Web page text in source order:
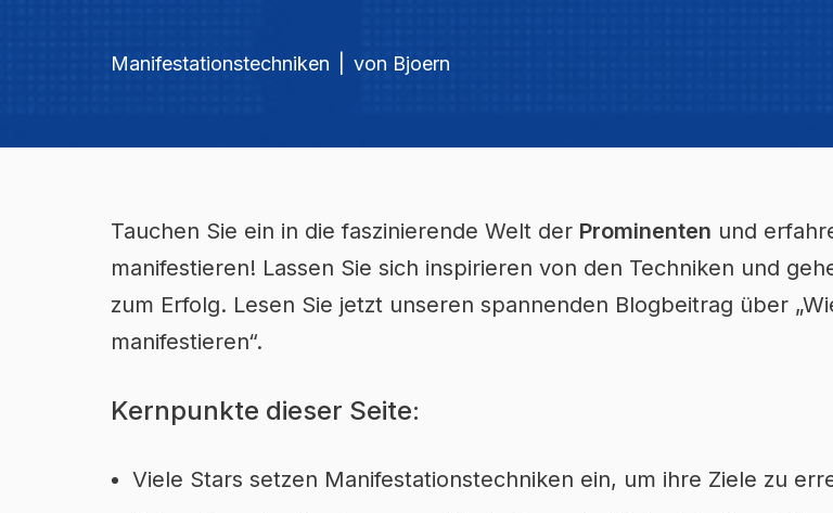
Manifestationstechniken von Bjoern
Tauchen Sie ein in die faszinierende Welt der Prominenten und
manifestieren! Lassen Sie sich inspirieren von den Techniken und
zum Erfolg. Lesen Sie jetzt unseren spannenden Blogbeitrag über
manifestieren“.
Kernpunkte dieser Seite:
Viele Stars setzen Manifestationstechniken ein, um ihre Ziele zu